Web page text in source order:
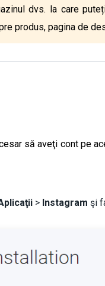
dvs. la care
produs, pagina de
să aveţi cont pe
> Instagram şi